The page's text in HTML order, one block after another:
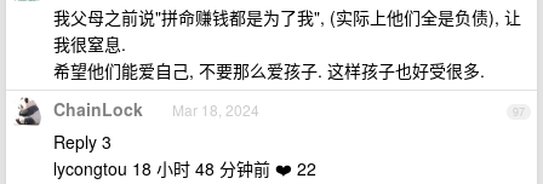
我父母之前说"拼命赚钱都是为了我", (实际上他们全是负债), 让
我很窒息.
希望他们能爱自己, 不要那么爱孩子. 这样孩子也好受很多.
97
ChainLock Mar 18, 2024
Reply 3
lycongtou 18 小时 48 分钟前 ❤️ 22